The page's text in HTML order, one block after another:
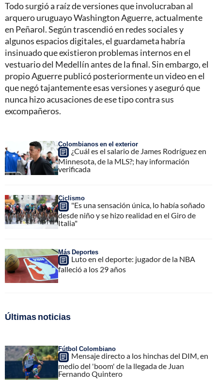
Todo surgió a raíz de versiones que involucraban al
arquero uruguayo Washington Aguerre, actualmente
en Peñarol. Según trascendió en redes sociales y
algunos espacios digitales, el guardameta habría
insinuado que existieron problemas internos en el
vestuario del Medellín antes de la final. Sin embargo, el
propio Aguerre publicó posteriormente un video en el
que negó tajantemente esas versiones y aseguró que
nunca hizo acusaciones de ese tipo contra sus
excompañeros.
Colombianos en el exterior
¿Cuál es el salario de James Rodríguez en
Minnesota, de la MLS?; hay información
verificada
Ciclismo
"Es una sensación única, lo había soñado
desde niño y se hizo realidad en el Giro de
Italia"
Más Deportes
Luto en el deporte: jugador de la NBA
falleció a los 29 años
Últimas noticias
Fútbol Colombiano
Mensaje directo a los hinchas del DIM, en
medio del 'boom' de la llegada de Juan
Fernando Quintero